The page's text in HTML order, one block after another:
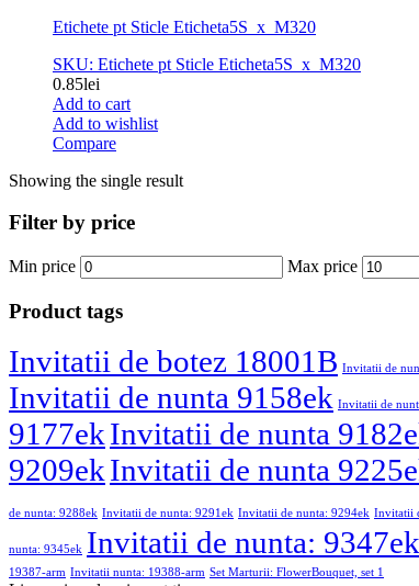
Etichete pt Sticle Eticheta5S_x_M320
SKU: Etichete pt Sticle Eticheta5S_x_M320
0.85lei
Add to cart
Add to wishlist
Compare
Showing the single result
Filter by price
Min price Max price
Product tags
Invitatii de botez 18001B Invitatii de
Invitatii de nunta 9158ek Invitatii de
9177ekInvitatii de nunta
9209ekInvitatii de nunta
de nunta: 9288ek Invitatii de nunta: 9291ek Invitatii de nunta: 9294ek Invitatii
nunta: 9345ek Invitatii de nunta: 9347ek
19387-arm Invitatii nunta: 19388-arm Set Marturii: FlowerBouquet, set 1